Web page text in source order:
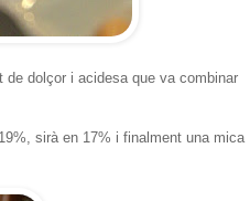
dolçor i acidesa que va combinar
sirà en 17% i finalment una mica